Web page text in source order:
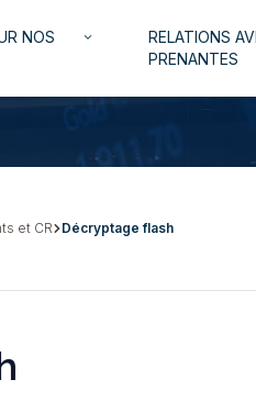
NOS
keyboard_arrow_down
RELATIONS
PRENANTES
et CR Décryptage flash